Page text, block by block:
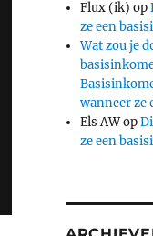
Flux (ik) op
ze een
Wat zou je
wanneer ze
Els AWop
ze een